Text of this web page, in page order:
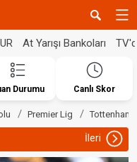
At Yarışı Bankoları
Durumu Canlı Skor
Premier Lig Tottenham
İleri